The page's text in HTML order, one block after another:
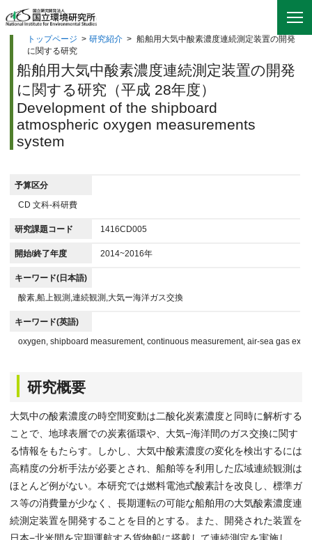
トップページ > 研究紹介 > 船舶用大気中酸素濃度連続測定装置の開発
に関する研究
船舶用大気中酸素濃度連続測定装置の開発
に関する研究（平成 28年度）
Development of the shipboard
atmospheric oxygen measurements
system
予算区分
CD 文科-科研費
研究課題コード 1416CD005
開始/終了年度 2014~2016年
キーワード(日本語)
酸素,船上観測,連続観測,大気ー海洋ガス交換
キーワード(英語)
oxygen, shipboard measurement, continuous measurement, air-sea gas
研究概要
大気中の酸素濃度の時空間変動は二酸化炭素濃度と同時に解析する
ことで、地球表層での炭素循環や、大気−海洋間のガス交換に関す
る情報をもたらす。しかし、大気中酸素濃度の変化を検出するには
高精度の分析手法が必要とされ、船舶等を利用した広域連続観測は
ほとんど例がない。本研究では燃料電池式酸素計を改良し、標準ガ
ス等の消費量が少なく、長期運転の可能な船舶用の大気酸素濃度連
続測定装置を開発することを目的とする。また、開発された装置を